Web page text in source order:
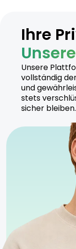
Ihre
Unsere
vollständig
und
stets
sicher bleiben.